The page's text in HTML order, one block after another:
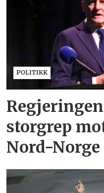
POLITIKK
storgrep
Nord-Norge